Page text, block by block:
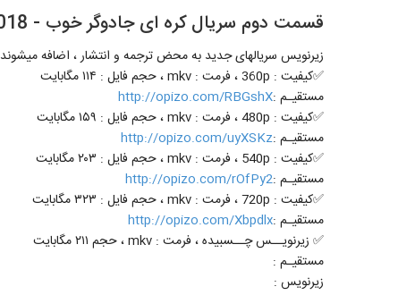
قسمت دوم سریال کره ای جادوگر خوب - Good Witch 2018 - با زیرنویس فارسی
زیرنویس سریالهای جدید به محض ترجمه و انتشار ، اضافه میشوند
✅کیفیت : 360p ، فرمت : mkv ، حجم فایل : ۱۱۴ مگابایت
مستقیـم :http://opizo.com/RBGshX
✅کیفیت : 480p ، فرمت : mkv ، حجم فایل : ۱۵۹ مگابایت
مستقیـم :http://opizo.com/uyXSKz
✅کیفیت : 540p ، فرمت : mkv ، حجم فایل : ۲۰۳ مگابایت
مستقیـم :http://opizo.com/rOfPy2
✅کیفیت : 720p ، فرمت : mkv ، حجم فایل : ۳۲۳ مگابایت
مستقیـم :http://opizo.com/Xbpdlx
✅ زیرنویــس چــسبیده ، فرمت : mkv ، حجم ۲۱۱ مگابایت
مستقیـم :
زیرنویس :